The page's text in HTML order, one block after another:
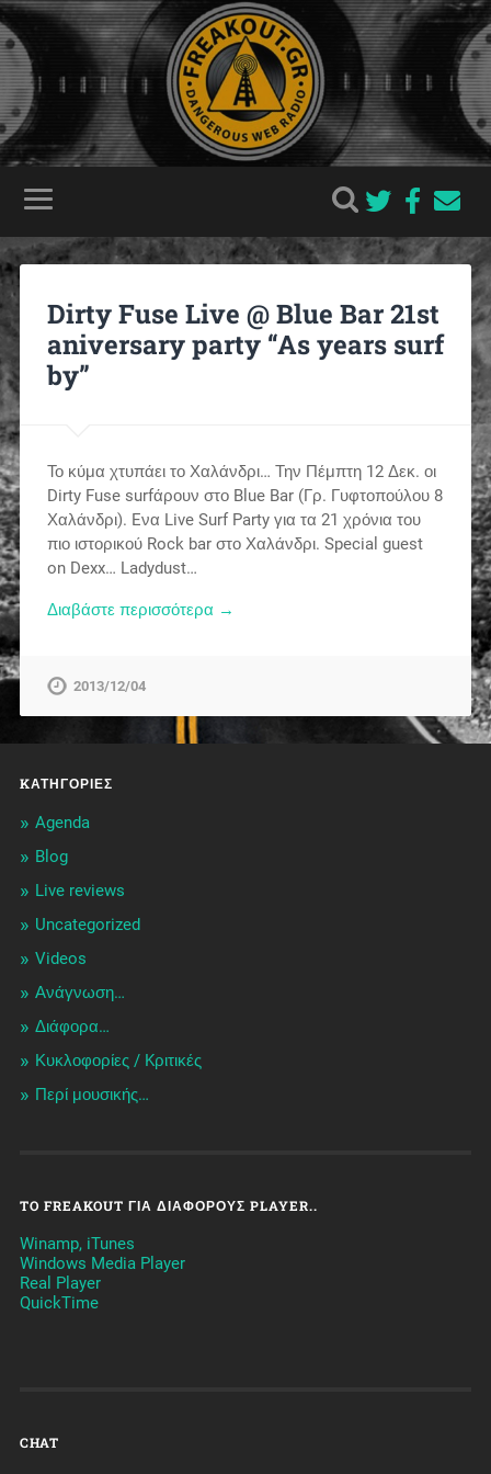
Dirty Fuse Live @ Blue Bar 21st
aniversary party “As years surf
by”
Το κύμα χτυπάει το Χαλάνδρι… Την Πέμπτη 12 Δεκ. οι
Dirty Fuse surfάρουν στο Blue Bar (Γρ. Γυφτοπούλου 8
Χαλάνδρι). Eνα Live Surf Party για τα 21 χρόνια του
πιο ιστορικού Rock bar στο Χαλάνδρι. Special guest
on Dexx… Ladydust…
Διαβάστε περισσότερα →
2013/12/04
KΑΤΗΓΟΡΊΕΣ
Agenda
Blog
Live reviews
Uncategorized
Videos
Ανάγνωση…
Διάφορα…
Κυκλοφορίες / Kριτικές
Περί μουσικής…
TO FREAKOUT ΓΙΑ ΔΙΆΦΟΡΟΥΣ PLAYER..
Winamp, iTunes
Windows Media Player
Real Player
QuickTime
CHAT